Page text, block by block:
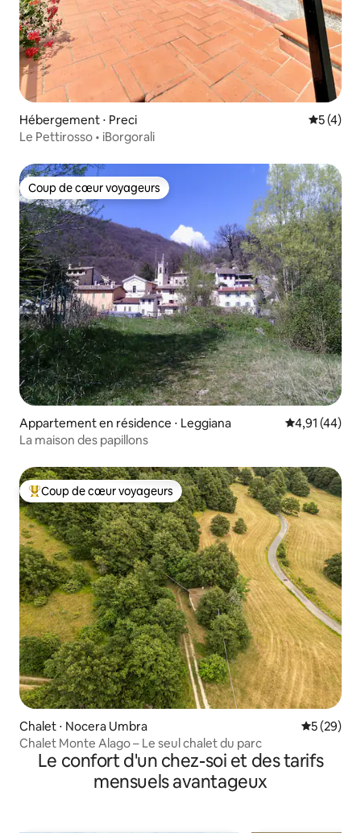
Hébergement ⋅ Preci
5 (4)
Le Pettirosso • iBorgorali
Coup de cœur voyageurs
Coup de cœur voyageurs
Appartement en résidence ⋅ Leggiana Évaluation
4,91 (44)
La maison des papillons
Coups de cœur voyageurs les plus appréciés
Coup de cœur voyageurs
Chalet ⋅ Nocera Umbra
5 (29)
Chalet Monte Alago – Le seul chalet du parc
Le confort d'un chez-soi et des tarifs
mensuels avantageux